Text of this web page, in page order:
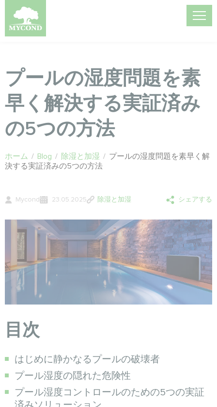
プールの湿度問題を素
早く解決する実証済み
の5つの方法
ホーム / Blog / 除湿と加湿 / プールの湿度問題を素早く解
決する実証済みの5つの方法
Mycond 23.05.2025 除湿と加湿 シェアする
目次
はじめに静かなるプールの破壊者
プール湿度の隠れた危険性
プール湿度コントロールのための5つの実証